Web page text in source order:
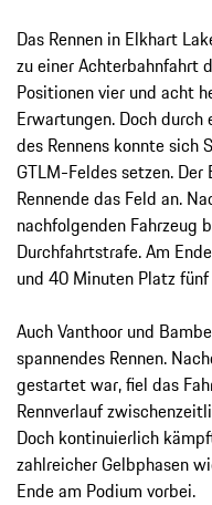
Das Rennen in Elkhart
zu einer Achterbahnfahrt
Positionen vier und acht
Erwartungen. Doch
des Rennens konnte sich
GTLM-Feldes setzen.
Rennende das Feld an.
nachfolgenden Fahrzeug
Durchfahrtstrafe. Am
und 40 Minuten Platz
Auch Vanthoor und
spannendes Rennen.
gestartet war, fiel das
Rennverlauf
Doch kontinuierlich
zahlreicher Gelbphasen
Ende am Podium vorbei.